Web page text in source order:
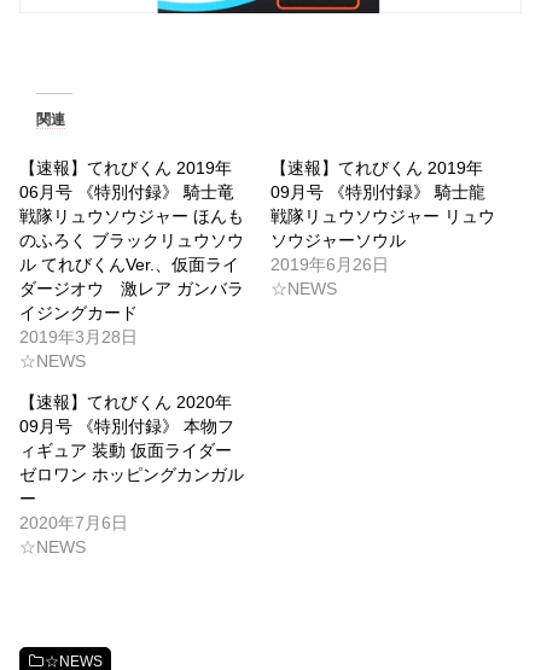
関連
【速報】てれびくん 2019年
06月号 《特別付録》 騎士竜
戦隊リュウソウジャー ほんも
のふろく ブラックリュウソウ
ル てれびくんVer.、仮面ライ
ダージオウ 激レア ガンバラ
イジングカード
2019年3月28日
☆NEWS
【速報】てれびくん 2019年
09月号 《特別付録》 騎士龍
戦隊リュウソウジャー リュウ
ソウジャーソウル
2019年6月26日
☆NEWS
【速報】てれびくん 2020年
09月号 《特別付録》 本物フ
ィギュア 装動 仮面ライダー
ゼロワン ホッピングカンガル
ー
2020年7月6日
☆NEWS
☆NEWS